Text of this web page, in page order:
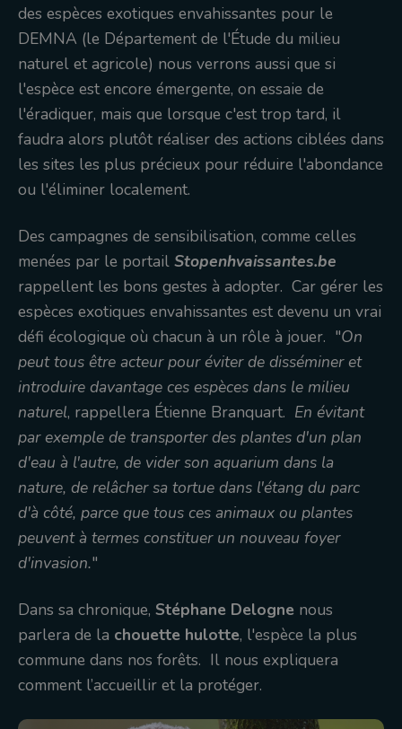
des espèces exotiques envahissantes pour le
DEMNA (le Département de l'Étude du milieu
naturel et agricole) nous verrons aussi que si
l'espèce est encore émergente, on essaie de
l'éradiquer, mais que lorsque c'est trop tard, il
faudra alors plutôt réaliser des actions ciblées dans
les sites les plus précieux pour réduire l'abondance
ou l'éliminer localement.
Des campagnes de sensibilisation, comme celles
menées par le portail Stopenhvaissantes.be
rappellent les bons gestes à adopter. Car gérer les
espèces exotiques envahissantes est devenu un vrai
défi écologique où chacun à un rôle à jouer. "On
peut tous être acteur pour éviter de disséminer et
introduire davantage ces espèces dans le milieu
naturel, rappellera Étienne Branquart. En évitant
par exemple de transporter des plantes d'un plan
d'eau à l'autre, de vider son aquarium dans la
nature, de relâcher sa tortue dans l'étang du parc
d'à côté, parce que tous ces animaux ou plantes
peuvent à termes constituer un nouveau foyer
d'invasion."
Dans sa chronique, Stéphane Delogne nous
parlera de la chouette hulotte, l'espèce la plus
commune dans nos forêts. Il nous expliquera
comment l’accueillir et la protéger.